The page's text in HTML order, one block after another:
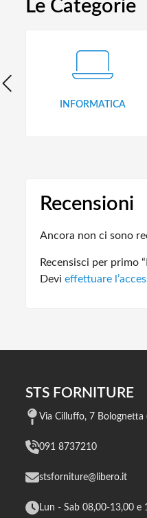
Le Categorie
INFORMATICA
Recensioni
Ancora non ci sono
Recensisci per primo
Devi effettuare
STS FORNITURE
Via Cilluffo, 7
091 8737210
stsforniture@libero.it
Lun - Sab 08,00-13,00 e